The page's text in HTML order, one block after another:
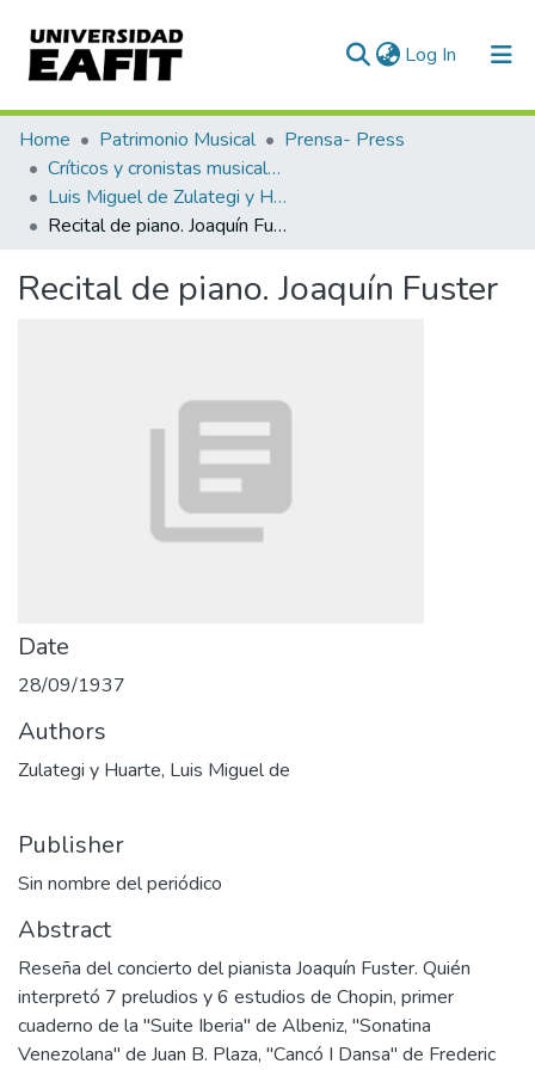
Log In (current)
Communities & Collections
All of DSpace
Statistics
Home Patrimonio Musical
Prensa- Press
Críticos y cronistas musicales
Luis Miguel de Zulategi y Huarte
Recital de piano. Joaquín Fuster
Recital de piano. Joaquín Fuster
Date
28/09/1937
Authors
Zulategi y Huarte, Luis Miguel de
Publisher
Sin nombre del periódico
Abstract
Reseña del concierto del pianista Joaquín Fuster. Quién
interpretó 7 preludios y 6 estudios de Chopin, primer
cuaderno de la "Suite Iberia" de Albeniz, "Sonatina
Venezolana" de Juan B. Plaza, "Cancó I Dansa" de Frederic